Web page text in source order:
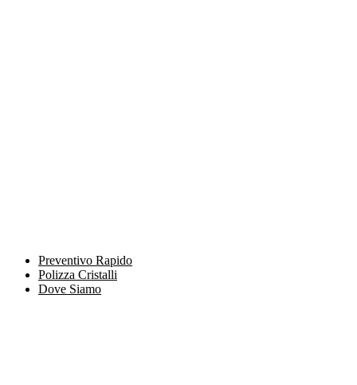
Preventivo Rapido
Polizza Cristalli
Dove Siamo